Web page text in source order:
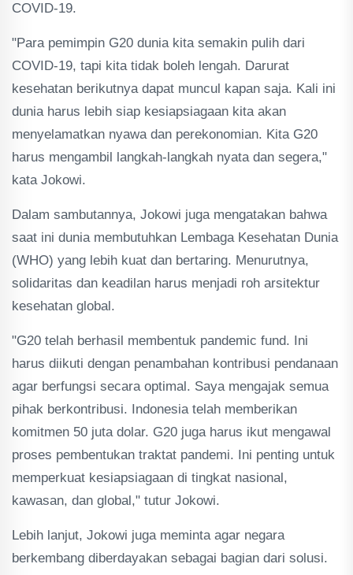
COVID-19.
"Para pemimpin G20 dunia kita semakin pulih dari
COVID-19, tapi kita tidak boleh lengah. Darurat
kesehatan berikutnya dapat muncul kapan saja. Kali ini
dunia harus lebih siap kesiapsiagaan kita akan
menyelamatkan nyawa dan perekonomian. Kita G20
harus mengambil langkah-langkah nyata dan segera,"
kata Jokowi.
Dalam sambutannya, Jokowi juga mengatakan bahwa
saat ini dunia membutuhkan Lembaga Kesehatan Dunia
(WHO) yang lebih kuat dan bertaring. Menurutnya,
solidaritas dan keadilan harus menjadi roh arsitektur
kesehatan global.
"G20 telah berhasil membentuk pandemic fund. Ini
harus diikuti dengan penambahan kontribusi pendanaan
agar berfungsi secara optimal. Saya mengajak semua
pihak berkontribusi. Indonesia telah memberikan
komitmen 50 juta dolar. G20 juga harus ikut mengawal
proses pembentukan traktat pandemi. Ini penting untuk
memperkuat kesiapsiagaan di tingkat nasional,
kawasan, dan global," tutur Jokowi.
Lebih lanjut, Jokowi juga meminta agar negara
berkembang diberdayakan sebagai bagian dari solusi.